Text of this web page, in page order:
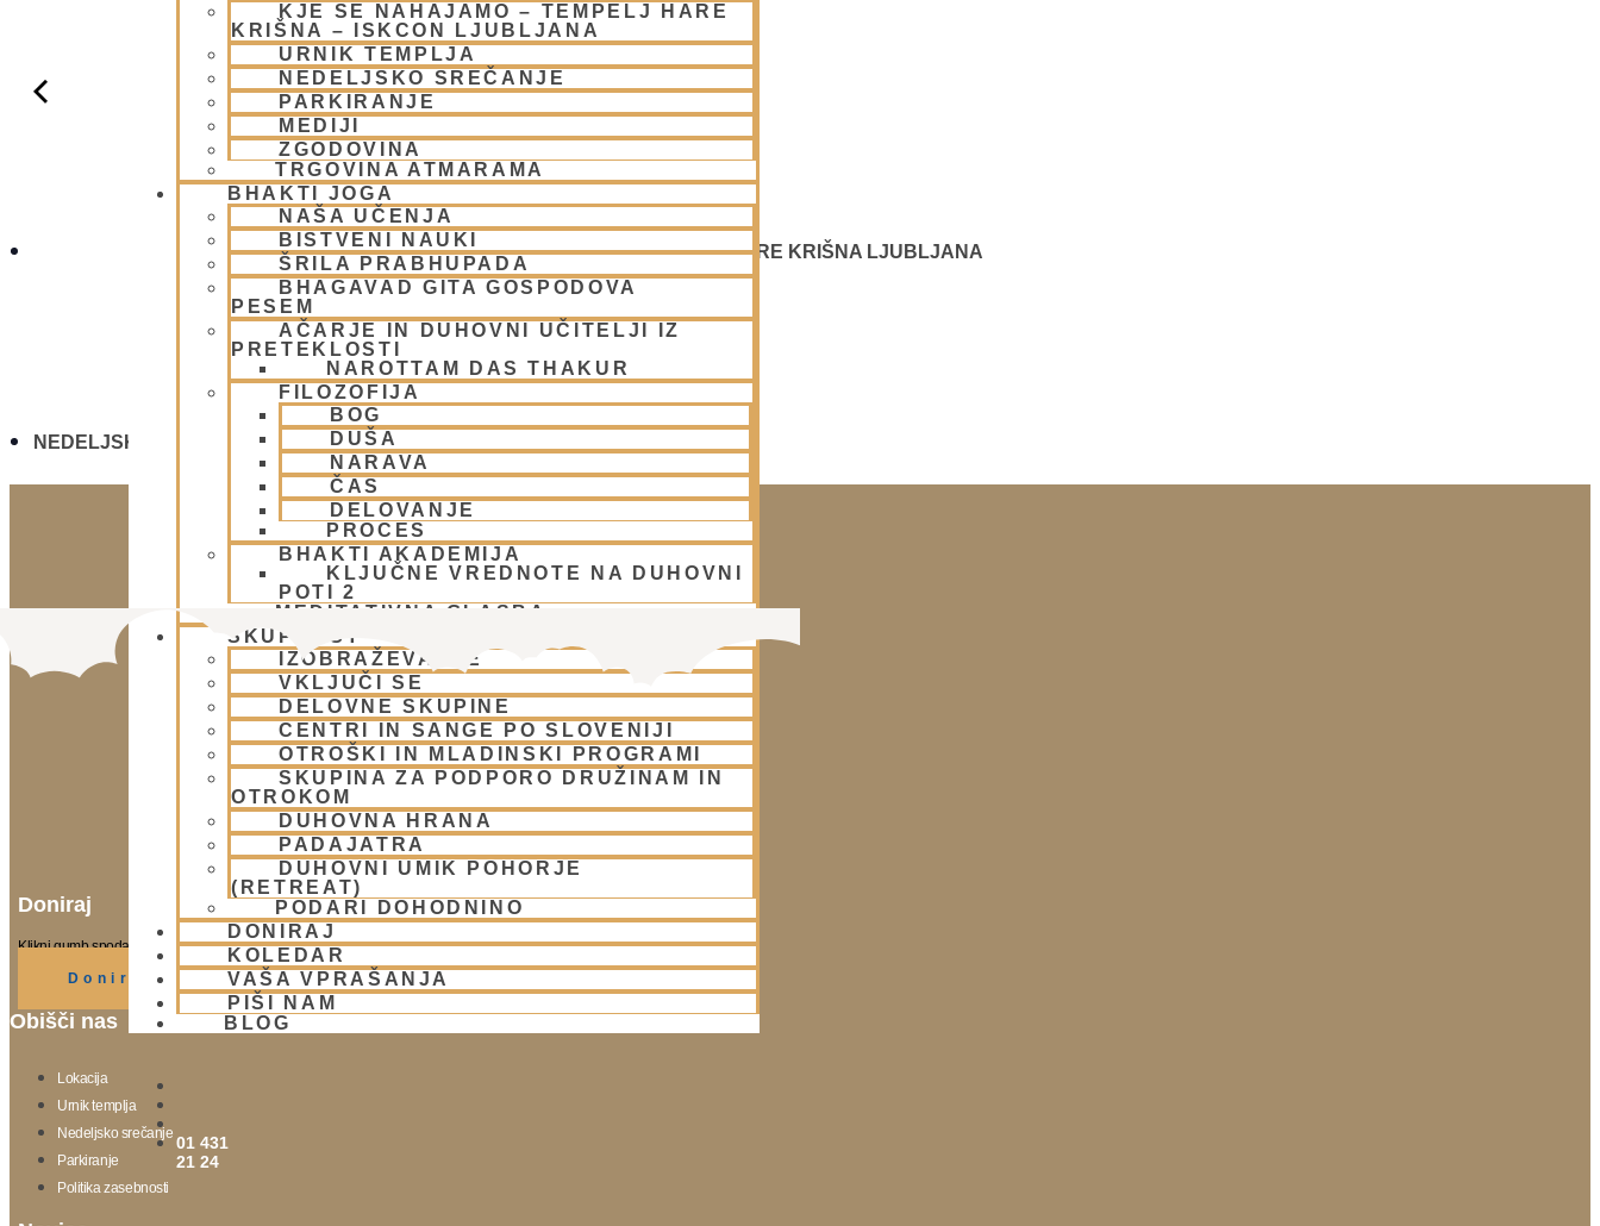
KJE SE NAHAJAMO – TEMPELJ HARE
KRIŠNA – ISKCON LJUBLJANA
URNIK TEMPLJA
NEDELJSKO SREČANJE
PARKIRANJE
MEDIJI
ZGODOVINA
TRGOVINA ATMARAMA
BHAKTI JOGA
NAŠA UČENJA
BISTVENI NAUKI
ŠRILA PRABHUPADA
BHAGAVAD GITA GOSPODOVA
PESEM
AČARJE IN DUHOVNI UČITELJI IZ
PRETEKLOSTI
NAROTTAM DAS THAKUR
FILOZOFIJA
BOG
DUŠA
NARAVA
ČAS
DELOVANJE
PROCES
BHAKTI AKADEMIJA
KLJUČNE VREDNOTE NA DUHOVNI
POTI 2
MEDITATIVNA GLASBA
SKUPNOST
IZOBRAŽEVANJE
VKLJUČI SE
DELOVNE SKUPINE
CENTRI IN SANGE PO SLOVENIJI
OTROŠKI IN MLADINSKI PROGRAMI
SKUPINA ZA PODPORO DRUŽINAM IN
OTROKOM
DUHOVNA HRANA
PADAJATRA
DUHOVNI UMIK POHORJE
(RETREAT)
PODARI DOHODNINO
DONIRAJ
KOLEDAR
VAŠA VPRAŠANJA
PIŠI NAM
BLOG
01 431
21 24
NEDELJSKO SREČANJE - CENTER HARE KRIŠNA LJUBLJANA
NEDELJSKO SREČANJE - CENTER HARE KRIŠNA LJUBLJANA
Doniraj
Klikni gumb spodaj.
Doniraj
Obišči nas
Lokacija
Urnik templja
Nedeljsko srečanje
Parkiranje
Politika zasebnosti